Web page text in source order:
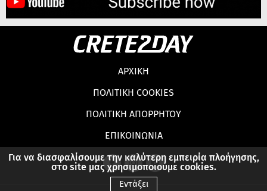
Για να διασφαλίσουμε την καλύτερη εμπειρία πλοήγησης,
στο site μας χρησιμοποιούμε cookies.
Εντάξει
ΑΡΧΙΚΗ
ΠΟΛΙΤΙΚΗ COOKIES
ΠΟΛΙΤΙΚΗ ΑΠΟΡΡΗΤΟΥ
ΕΠΙΚΟΙΝΩΝΙΑ